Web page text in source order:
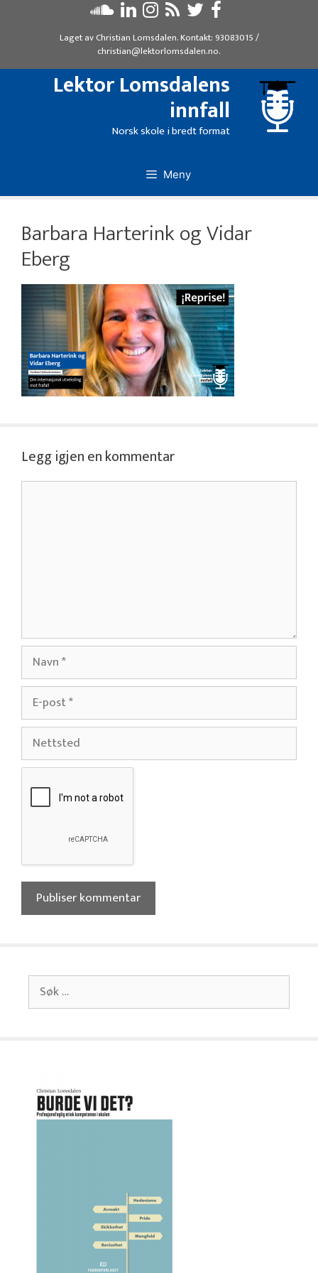
Laget avChristian Lomsdalen. Kontakt: 93083015/
christian@lektorlomsdalen.no.
Lektor Lomsdalens
innfall
Norsk skole i bredt format
Meny
Barbara Harterink og Vidar
Eberg
Legg igjen en kommentar
Navn
post
Nettsted
Søk
etter: